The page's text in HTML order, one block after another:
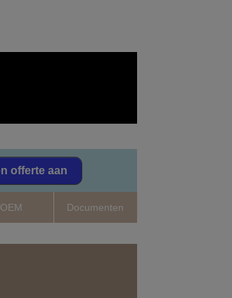
offerte aan
OEM Documenten